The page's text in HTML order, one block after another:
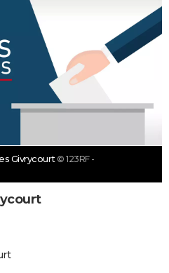
Givrycourt © 123RF -